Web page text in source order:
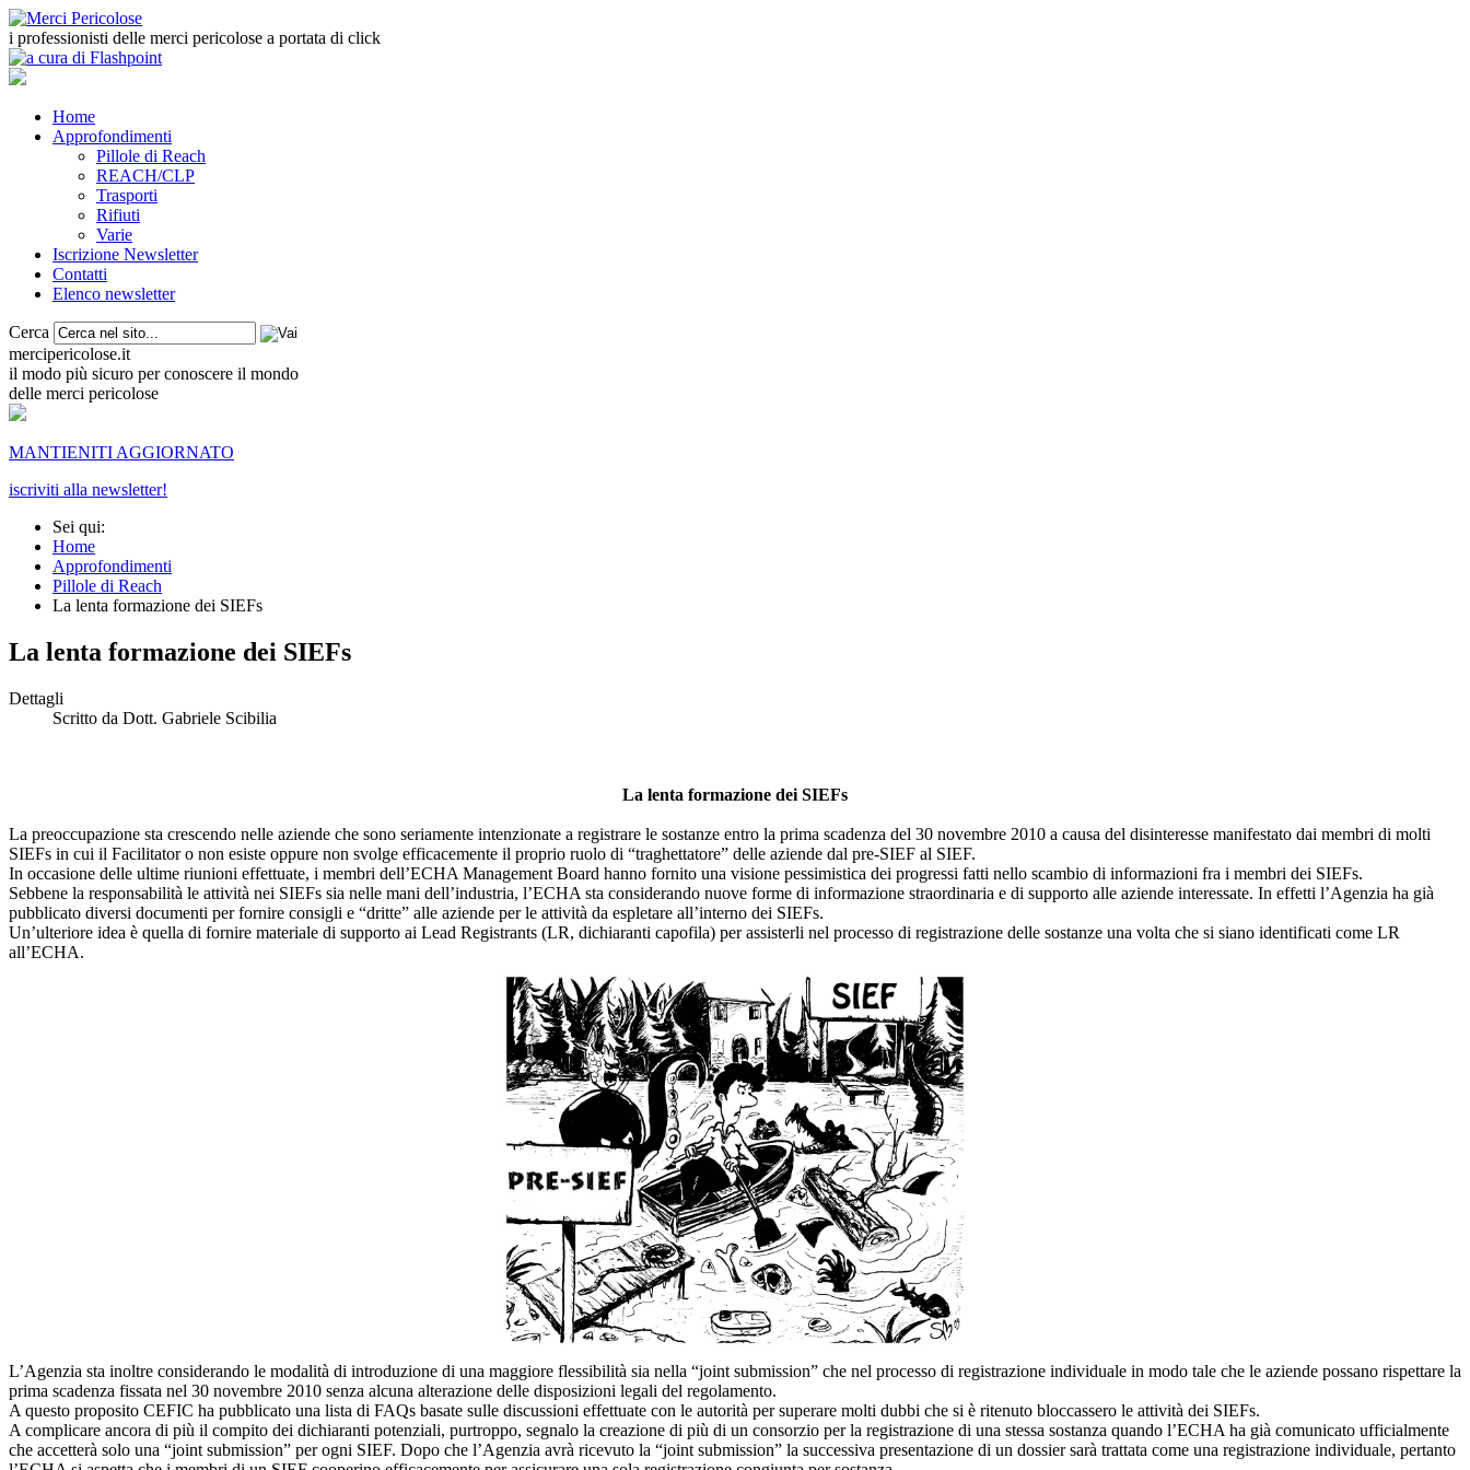
i professionisti delle merci pericolose a portata di click
Home
Approfondimenti
Pillole di Reach
REACH/CLP
Trasporti
Rifiuti
Varie
Iscrizione Newsletter
Contatti
Elenco newsletter
Cerca
mercipericolose.it
il modo più sicuro per conoscere il mondo
delle merci pericolose
MANTIENITI AGGIORNATO
iscriviti alla newsletter!
Sei qui:
Home
Approfondimenti
Pillole di Reach
La lenta formazione dei SIEFs
La lenta formazione dei SIEFs
Dettagli
Scritto da Dott. Gabriele Scibilia
La lenta formazione dei SIEFs
La preoccupazione sta crescendo nelle aziende che sono seriamente intenzionate a registrare le sostanze entro la prima scadenza del 30 novembre 2010 a causa del disinteresse manifestato dai membri di molti
SIEFs in cui il Facilitator o non esiste oppure non svolge efficacemente il proprio ruolo di “traghettatore” delle aziende dal pre-SIEF al SIEF.
In occasione delle ultime riunioni effettuate, i membri dell’ECHA Management Board hanno fornito una visione pessimistica dei progressi fatti nello scambio di informazioni fra i membri dei SIEFs.
Sebbene la responsabilità le attività nei SIEFs sia nelle mani dell’industria, l’ECHA sta considerando nuove forme di informazione straordinaria e di supporto alle aziende interessate. In effetti l’Agenzia ha già
pubblicato diversi documenti per fornire consigli e “dritte” alle aziende per le attività da espletare all’interno dei SIEFs.
Un’ulteriore idea è quella di fornire materiale di supporto ai Lead Registrants (LR, dichiaranti capofila) per assisterli nel processo di registrazione delle sostanze una volta che si siano identificati come LR
all’ECHA.
L’Agenzia sta inoltre considerando le modalità di introduzione di una maggiore flessibilità sia nella “joint submission” che nel processo di registrazione individuale in modo tale che le aziende possano rispettare la
prima scadenza fissata nel 30 novembre 2010 senza alcuna alterazione delle disposizioni legali del regolamento.
A questo proposito CEFIC ha pubblicato una lista di FAQs basate sulle discussioni effettuate con le autorità per superare molti dubbi che si è ritenuto bloccassero le attività dei SIEFs.
A complicare ancora di più il compito dei dichiaranti potenziali, purtroppo, segnalo la creazione di più di un consorzio per la registrazione di una stessa sostanza quando l’ECHA ha già comunicato ufficialmente
che accetterà solo una “joint submission” per ogni SIEF. Dopo che l’Agenzia avrà ricevuto la “joint submission” la successiva presentazione di un dossier sarà trattata come una registrazione individuale, pertanto